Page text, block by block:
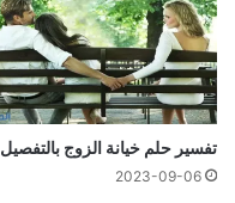
تفسير حلم خيانة الزوج بالتفصيل
2023-09-06